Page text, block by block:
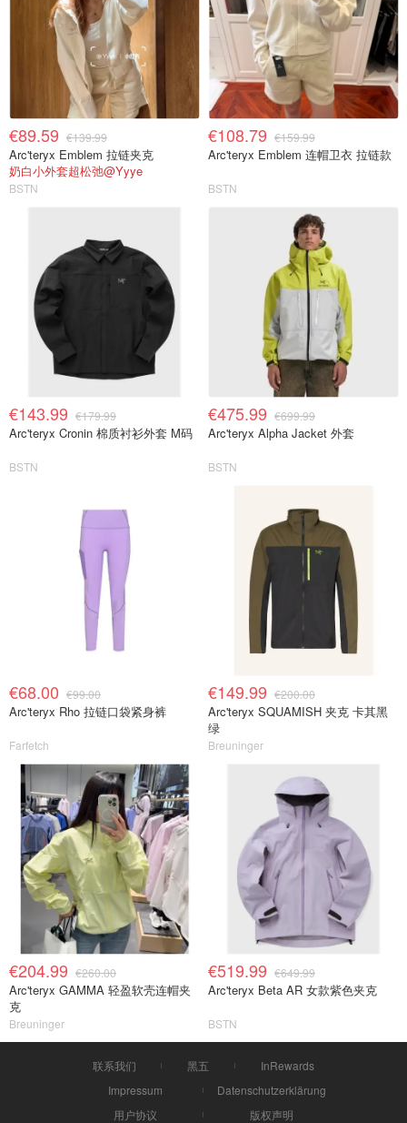
€89.59 €139.99
Arc'teryx Emblem 拉链夹克
奶白小外套超松弛@Yyye
BSTN
€108.79 €159.99
Arc'teryx Emblem 连帽卫衣 拉链款
BSTN
€143.99 €179.99
Arc'teryx Cronin 棉质衬衫外套 M码
BSTN
€475.99 €699.99
Arc'teryx Alpha Jacket 外套
BSTN
€68.00 €99.00
Arc'teryx Rho 拉链口袋紧身裤
Farfetch
€149.99 €200.00
Arc'teryx SQUAMISH 夹克 卡其黑
绿
Breuninger
€204.99 €260.00
Arc'teryx GAMMA 轻盈软壳连帽夹
克
Breuninger
€519.99 €649.99
Arc'teryx Beta AR 女款紫色夹克
BSTN
联系我们 黑五
InRewards
Impressum
Datenschutzerklärung
用户协议
版权声明